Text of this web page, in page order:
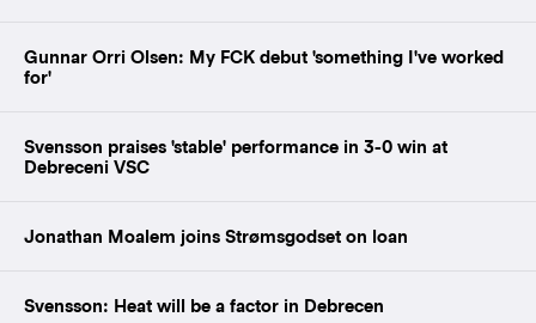
Gunnar Orri Olsen: My FCK debut 'something I've worked
for'
Svensson praises 'stable' performance in 3-0 win at
Debreceni VSC
Jonathan Moalem joins Strømsgodset on loan
Svensson: Heat will be a factor in Debrecen